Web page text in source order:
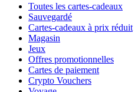
Toutes les cartes-cadeaux
Sauvegardé
Cartes-cadeaux à prix réduit
Magasin
Jeux
Offres promotionnelles
Cartes de paiement
Crypto Vouchers